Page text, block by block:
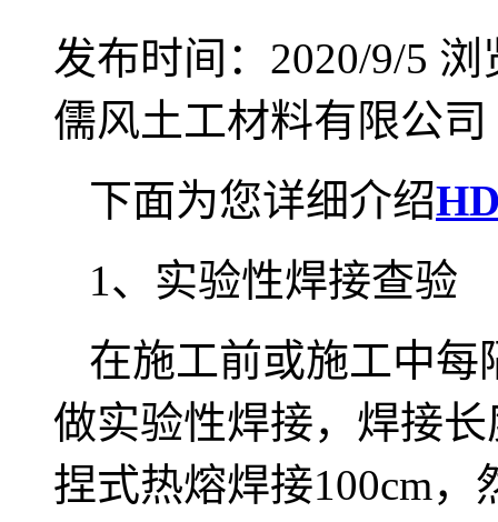
发布时间：2020/9/5 浏
儒风土工材料有限公司
下面为您详细介绍
1、实验性焊接查验
在施工前或施工中每
做实验性焊接，焊接
捏式热熔焊接100cm